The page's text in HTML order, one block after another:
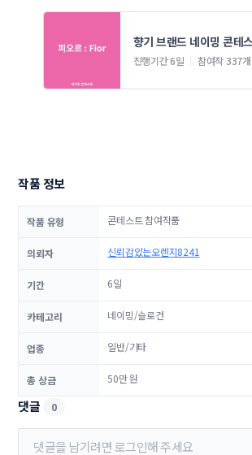
향기 브랜드 네이밍 콘테
진행기간 6일 참여작 337개
작품 정보
작품 유형 콘테스트 참여작품
의뢰자 신뢰감있는오렌지8241
기간 6일
카테고리 네이밍/슬로건
업종 일반/기타
총 상금 50만 원
댓글 0